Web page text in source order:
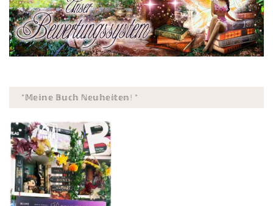
*𝕄𝕖𝕚𝕟𝕖 𝔹𝕦𝕔𝕙 ℕ𝕖𝕦𝕙𝕖𝕚𝕥𝕖𝕟! *